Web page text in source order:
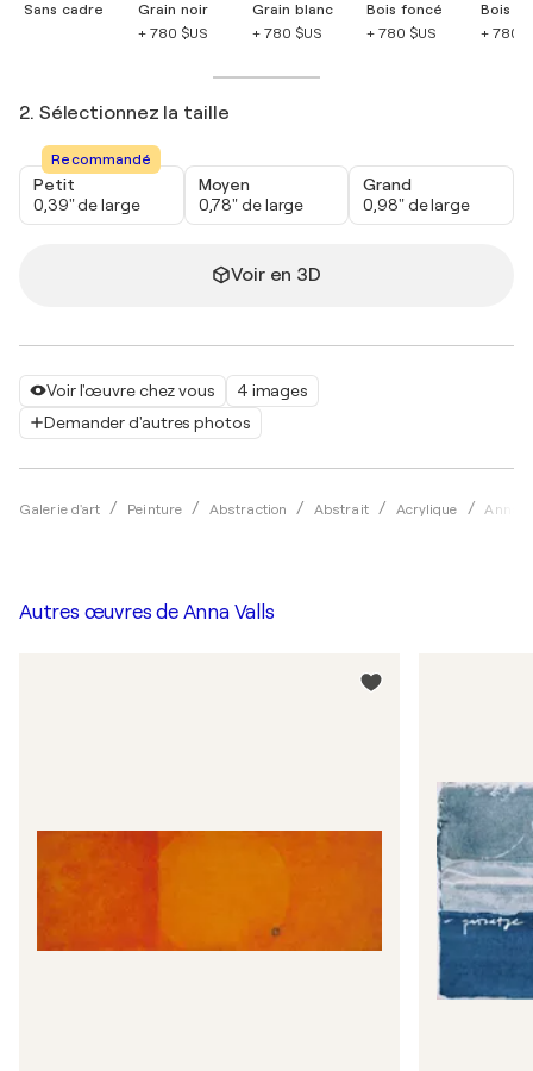
Voir l'œuvre chez vous
4 images
Demander d'autres photos
Galerie d'art Peinture Abstraction Abstrait Acrylique Anna
Sans cadre
Grain noir
+ 780 $US
Grain blanc
+ 780 $US
Bois foncé
+ 780 $US
Bois
+ 780
2. Sélectionnez la taille
Recommandé
Petit
0,39" de large
Moyen
0,78" de large
Grand
0,98" de large
Voir en 3D
Autres œuvres de Anna Valls